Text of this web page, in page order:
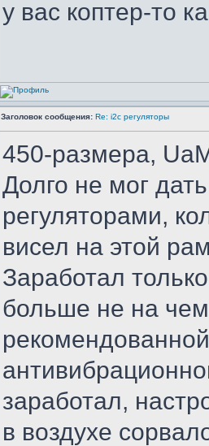
у вас коптер-то
Заголовок сообщения: Re: i2c регуляторы
450-размера,
Долго не мог
регуляторами,
висел на этой
Заработал
больше не на
заработал,
в воздухе